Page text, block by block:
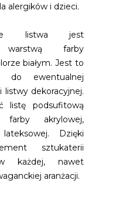
alergików i dzieci.
listwa jest
warstwą farby
białym. Jest to
do ewentualnej
listwy dekoracyjnej.
listę podsufitową
akrylowej,
Dzięki
sztukaterii
każdej, nawet
aranżacji.